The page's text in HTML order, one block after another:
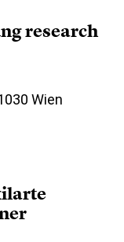
research
Wien